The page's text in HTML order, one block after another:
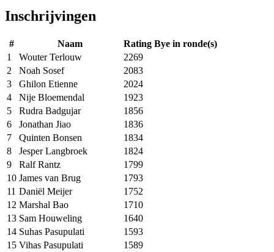
Inschrijvingen
# Naam Rating Bye in ronde(s)
1
Wouter Terlouw
2269
2
Noah Sosef
2083
3
Ghilon Etienne
2024
4
Nije Bloemendal
1923
5
Rudra Badgujar
1856
6
Jonathan Jiao
1836
7
Quinten Bonsen
1834
8
Jesper Langbroek
1824
9
Ralf Rantz
1799
10 James van Brug
1793
11 Daniël Meijer
1752
12 Marshal Bao
1710
13 Sam Houweling
1640
14 Suhas Pasupulati
1593
15 Vihas Pasupulati
1589